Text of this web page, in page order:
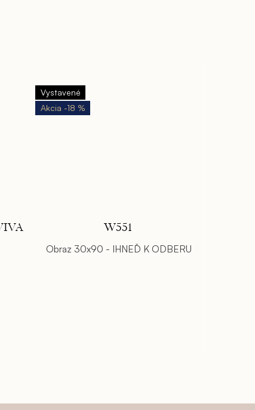
Vystavené
-18 %
W551
Obraz 30x90 - IHNEĎ K ODBERU